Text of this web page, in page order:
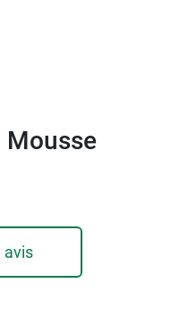
Mousse
avis